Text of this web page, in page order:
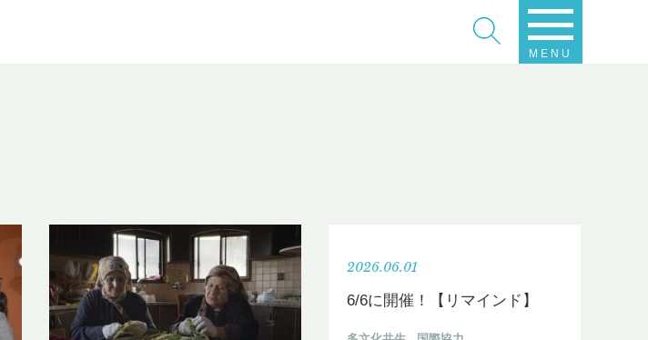
MENU
2026.06.01
6/6に開催！【リマインド】